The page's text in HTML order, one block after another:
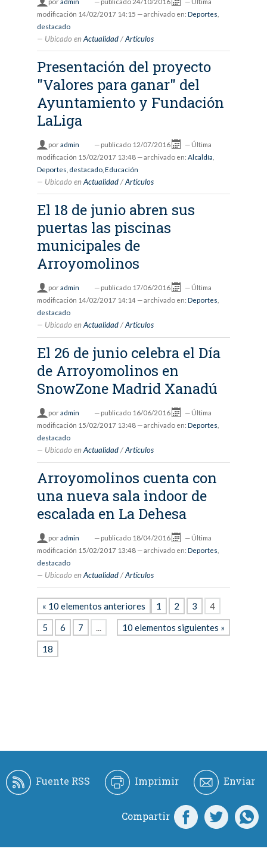
modificación 14/02/2017 14:15 — archivado en: Deportes
destacado
Ubicado en Actualidad /Artículos
Presentación del proyecto
"Valores para ganar" del
Ayuntamiento y Fundación
LaLiga
poradmin — publicado 12/07/2016 — Última
modificación 15/02/2017 13:48 — archivado en: Alcaldía
Deportes destacado, Educación
Ubicado en Actualidad /Artículos
El 18 de junio abren sus
puertas las piscinas
municipales de
Arroyomolinos
poradmin — publicado 17/06/2016 — Última
modificación 14/02/2017 14:14 — archivado en: Deportes
destacado
Ubicado en Actualidad /Artículos
El 26 de junio celebra el Día
de Arroyomolinos en
SnowZone Madrid Xanadú
poradmin — publicado 16/06/2016 — Última
modificación 15/02/2017 13:48 — archivado en: Deportes
destacado
Ubicado en Actualidad /Artículos
Arroyomolinos cuenta con
una nueva sala indoor de
escalada en La Dehesa
poradmin — publicado 18/04/2016 — Última
modificación 15/02/2017 13:48 — archivado en: Deportes
destacado
Ubicado en Actualidad /Artículos
« 10 elementos anteriores
10 elementos siguientes »
1 2 3
4
5
6 7
...
18
Fuente RSS Imprimir Enviar
Compartir